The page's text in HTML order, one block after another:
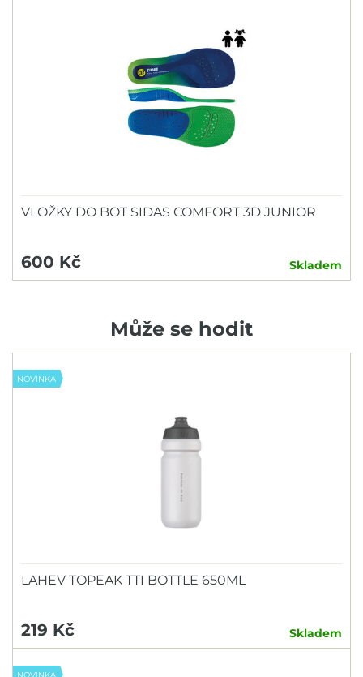
VLOŽKY DO BOT SIDAS COMFORT 3D JUNIOR
600 Kč Skladem
Může se hodit
NOVINKA
LAHEV TOPEAK TTI BOTTLE 650ML
219 Kč Skladem